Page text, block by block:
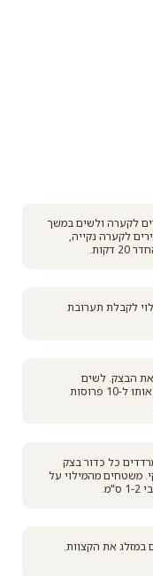
לקערה ולשים במשך
לקערה נקייה,
לקבלת תערובת
הבצק. לשים
ומעצבים אותו לגליל בקוטר 8 ס"מ ופורסים אותו ל-10 פרוסות
כל כדור בצק
משטחים מהמילוי על
במזלג את הקצוות.